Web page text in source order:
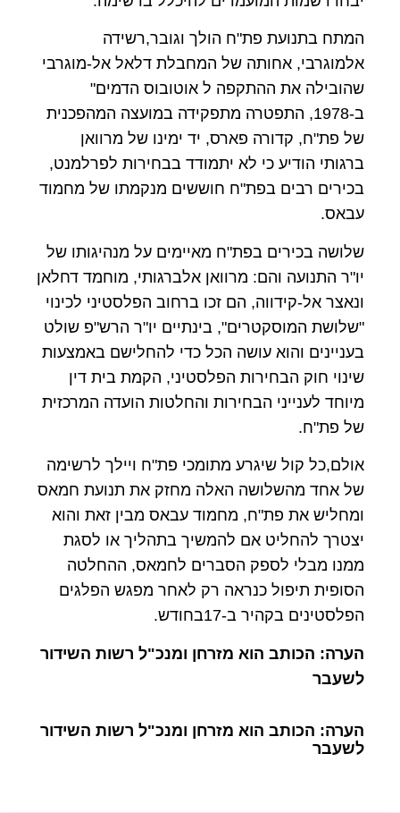
המתח בתנועת פת"ח הולך וגובר,רשידה
אלמוגרבי, אחותה של המחבלת דלאל אל-מוגרבי
שהובילה את ההתקפה ל אוטובוס הדמים"
ב-1978, התפטרה מתפקידה במועצה המהפכנית
של פת"ח, קדורה פארס, יד ימינו של מרוואן
ברגותי הודיע כי לא יתמודד בבחירות לפרלמנט,
בכירים רבים בפת"ח חוששים מנקמתו של מחמוד
עבאס.
שלושה בכירים בפת"ח מאיימים על מנהיגותו של
יו"ר התנועה והם: מרוואן אלברגותי, מוחמד דחלאן
ונאצר אל-קידווה, הם זכו ברחוב הפלסטיני לכינוי
"שלושת המוסקטרים", בינתיים יו"ר הרש"פ שולט
בעניינים והוא עושה הכל כדי להחלישם באמצעות
שינוי חוק הבחירות הפלסטיני, הקמת בית דין
מיוחד לענייני הבחירות והחלטות הועדה המרכזית
של פת"ח.
אולם,כל קול שיגרע מתומכי פת"ח ויילך לרשימה
של אחד מהשלושה האלה מחזק את תנועת חמאס
ומחליש את פת"ח, מחמוד עבאס מבין זאת והוא
יצטרך להחליט אם להמשיך בתהליך או לסגת
ממנו מבלי לספק הסברים לחמאס, ההחלטה
הסופית תיפול כנראה רק לאחר מפגש הפלגים
הפלסטינים בקהיר ב-17בחודש.
הערה: הכותב הוא מזרחן ומנכ"ל רשות השידור
לשעבר
הערה: הכותב הוא מזרחן ומנכ"ל רשות השידור
לשעבר